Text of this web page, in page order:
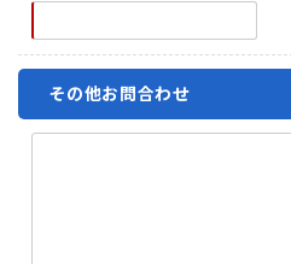
その他お問合わせ